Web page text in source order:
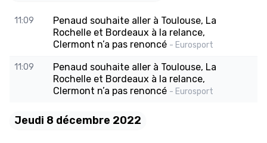
11:09
Penaud souhaite aller à Toulouse, La
Rochelle et Bordeaux à la relance,
Clermont n’a pas renoncé - Eurosport
11:09
Penaud souhaite aller à Toulouse, La
Rochelle et Bordeaux à la relance,
Clermont n’a pas renoncé - Eurosport
Jeudi 8 décembre 2022